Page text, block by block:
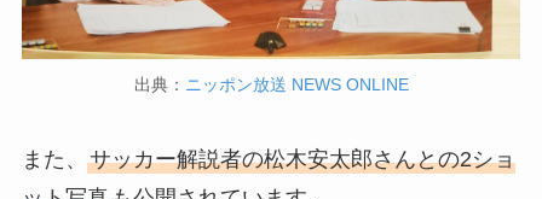
出典： ニッポン放送 NEWS ONLINE
また、 サッカー解説者の松木安太郎さんとの2ショ